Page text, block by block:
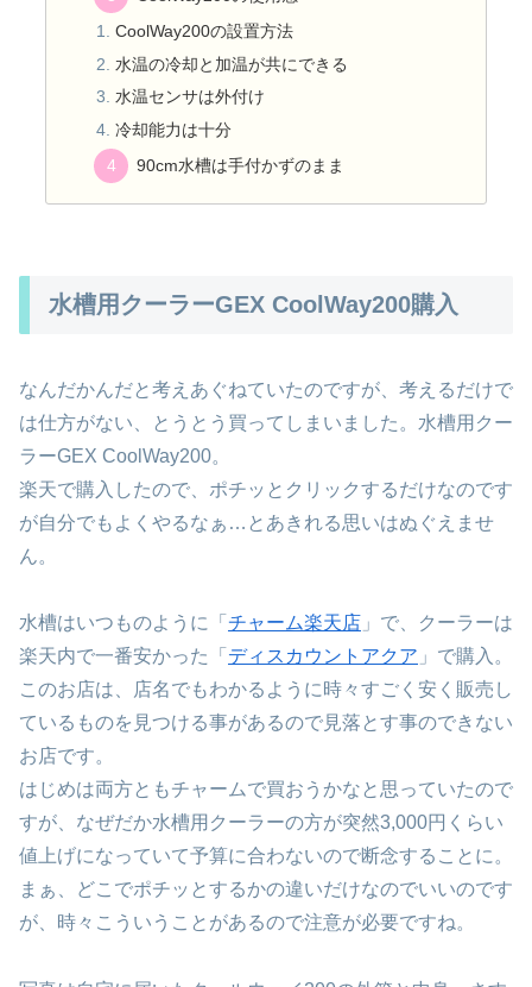
CoolWay200の設置方法
水温の冷却と加温が共にできる
水温センサは外付け
冷却能力は十分
90cm水槽は手付かずのまま
水槽用クーラーGEX CoolWay200購入
なんだかんだと考えあぐねていたのですが、考えるだけで
は仕方がない、とうとう買ってしまいました。水槽用クー
ラーGEX CoolWay200。
楽天で購入したので、ポチッとクリックするだけなのです
が自分でもよくやるなぁ…とあきれる思いはぬぐえませ
ん。
水槽はいつものように「 チャーム楽天店 」で、クーラーは
楽天内で一番安かった「 ディスカウントアクア 」で購入。
このお店は、店名でもわかるように時々すごく安く販売し
ているものを見つける事があるので見落とす事のできない
お店です。
はじめは両方ともチャームで買おうかなと思っていたので
すが、なぜだか水槽用クーラーの方が突然3,000円くらい
値上げになっていて予算に合わないので断念することに。
まぁ、どこでポチッとするかの違いだけなのでいいのです
が、時々こういうことがあるので注意が必要ですね。